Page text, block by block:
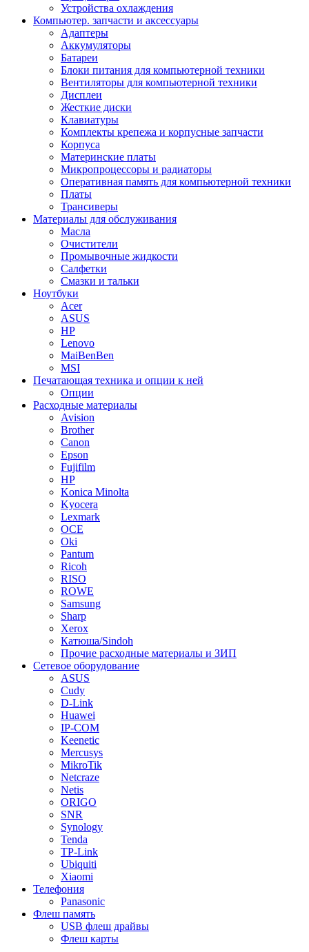
Устройства охлаждения
Компьютер. запчасти и аксессуары
Адаптеры
Аккумуляторы
Батареи
Блоки питания для компьютерной техники
Вентиляторы для компьютерной техники
Дисплеи
Жесткие диски
Клавиатуры
Комплекты крепежа и корпусные запчасти
Корпуса
Материнские платы
Микропроцессоры и радиаторы
Оперативная память для компьютерной техники
Платы
Трансиверы
Материалы для обслуживания
Масла
Очистители
Промывочные жидкости
Салфетки
Смазки и тальки
Ноутбуки
Acer
ASUS
HP
Lenovo
MaiBenBen
MSI
Печатающая техника и опции к ней
Опции
Расходные материалы
Avision
Brother
Canon
Epson
Fujifilm
HP
Konica Minolta
Kyocera
Lexmark
OCE
Oki
Pantum
Ricoh
RISO
ROWE
Samsung
Sharp
Xerox
Катюша/Sindoh
Прочие расходные материалы и ЗИП
Сетевое оборудование
ASUS
Cudy
D-Link
Huawei
IP-COM
Keenetic
Mercusys
MikroTik
Netcraze
Netis
ORIGO
SNR
Synology
Tenda
TP-Link
Ubiquiti
Xiaomi
Телефония
Panasonic
Флеш память
USB флеш драйвы
Флеш карты